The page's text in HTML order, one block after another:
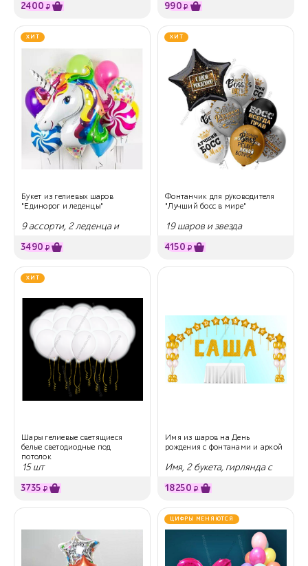
2400 ₽ 990 ₽
ХИТ
Букет из гелиевых шаров
"Единорог и леденцы"
9 ассорти, 2 леденца и
3490 ₽
ХИТ
Фонтанчик для руководителя
"Лучший босс в мире"
19 шаров и звезда
4150 ₽
ХИТ
Шары гелиевые светящиеся
белые светодиодные под
потолок
15 шт
3735 ₽
Имя из шаров на День
рождения с фонтанами и аркой
Имя, 2 букета, гирлянда с
18250 ₽
ЦИФРЫ МЕНЯЮТСЯ